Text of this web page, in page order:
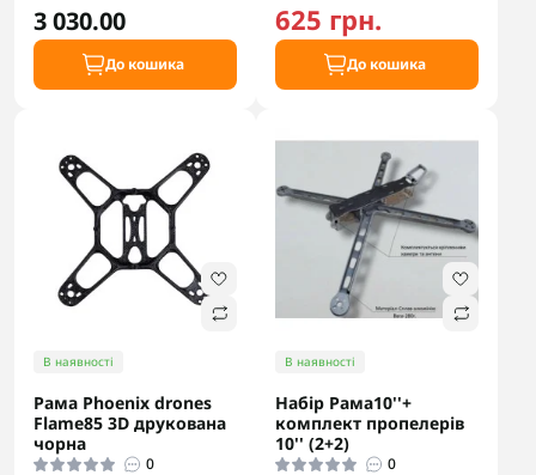
3 030.00
До кошика
625 грн.
До кошика
В наявності
Рама Phoenix drones
Flame85 3D друкована
чорна
0
В наявності
Набір Рама10''+
комплект пропелерів
10'' (2+2)
0